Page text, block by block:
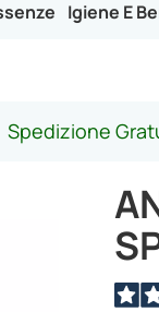
Igiene E
Spedizione